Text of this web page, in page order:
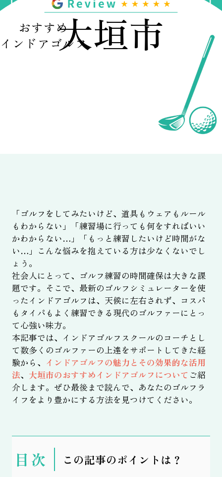
大垣市
おすすめ
インドアゴルフ
「ゴルフをしてみたいけど、道具もウェアもルール
もわからない」「練習場に行っても何をすればいい
かわからない…」「もっと練習したいけど時間がな
い…」こんな悩みを抱えている方は少なくないでし
ょう。
社会人にとって、ゴルフ練習の時間確保は大きな課
題です。そこで、最新のゴルフシミュレーターを使
ったインドアゴルフは、天候に左右されず、コスパ
もタイパもよく練習できる現代のゴルファーにとっ
て心強い味方。
本記事では、インドアゴルフスクールのコーチとし
て数多くのゴルファーの上達をサポートしてきた経
験から、 インドアゴルフの魅力とその効果的な活用
法、 大垣市のおすすめインドアゴルフについて ご紹
介します。ぜひ最後まで読んで、あなたのゴルフラ
イフをより豊かにする方法を見つけてください。
この記事のポイントは？
表
示